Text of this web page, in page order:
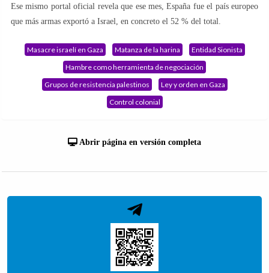
Ese mismo portal oficial revela que ese mes, España fue el país europeo
que más armas exportó a Israel, en concreto el 52 % del total.
Masacre israelí en Gaza Matanza de la harina
Entidad Sionista
Hambre como herramienta de negociación
Grupos de resistencia palestinos
Ley y orden en Gaza
Control colonial
Abrir página en versión completa